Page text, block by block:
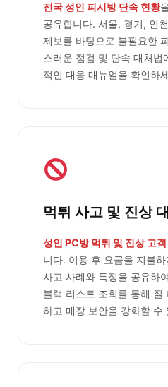
전국 성인 피시방 단속 현황
공유합니다. 서울, 경기, 인
제보를 바탕으로 불필요한
스러운 점검 및 단속 대처법
적인 대응 매뉴얼을 확인하
먹튀 사고 및 진상
성인 PC방 먹튀 및 진상 고객
니다. 이용 후 요금을 지불
사고 사례와 특징을 공유하
블랙 리스트 조회를 통해 질
하고 매장 보안을 강화할 수